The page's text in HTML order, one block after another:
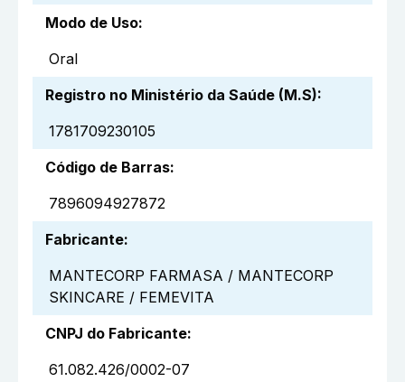
Modo de Uso:
Oral
Registro no Ministério da Saúde (M.S):
1781709230105
Código de Barras:
7896094927872
Fabricante:
MANTECORP FARMASA / MANTECORP
SKINCARE / FEMEVITA
CNPJ do Fabricante:
61.082.426/0002-07